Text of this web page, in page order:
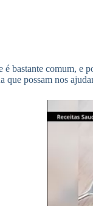
bastante comum,
possam nos